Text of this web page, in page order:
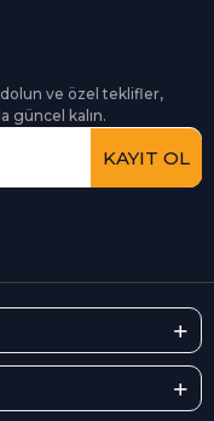
ve özel teklifler,
güncel kalın.
KAYIT OL